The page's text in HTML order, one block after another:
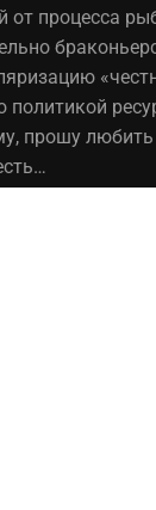
от процесса
политикой
прошу